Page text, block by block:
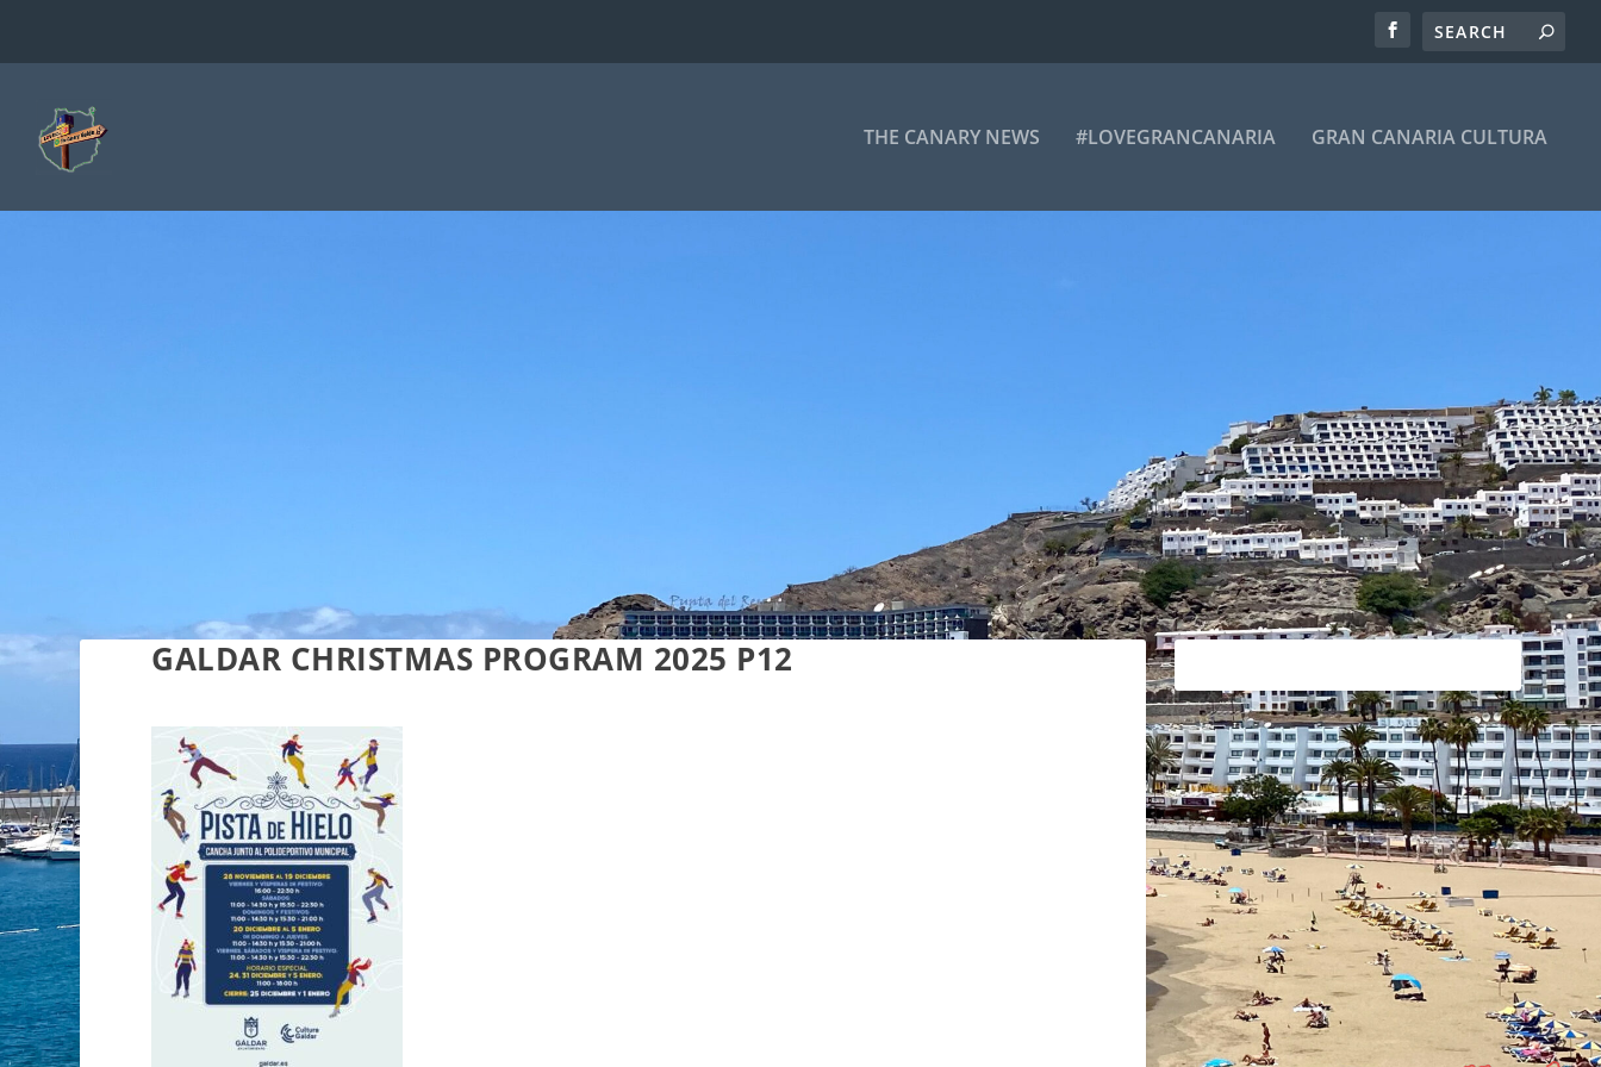
THE CANARY NEWS #LOVEGRANCANARIA GRAN CANARIA CULTURA
GALDAR CHRISTMAS PROGRAM 2025 P12